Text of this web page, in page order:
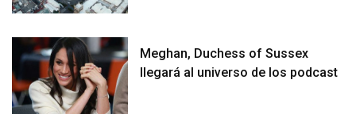
Meghan, Duchess of Sussex
llegará al universo de los podcast